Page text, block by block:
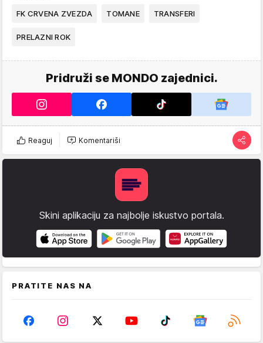
FK CRVENA ZVEZDA TOMANE TRANSFERI
PRELAZNI ROK
Pridruži se MONDO zajednici.
Reaguj Komentariši
Skini aplikaciju za najbolje iskustvo portala.
PRATITE NAS NA